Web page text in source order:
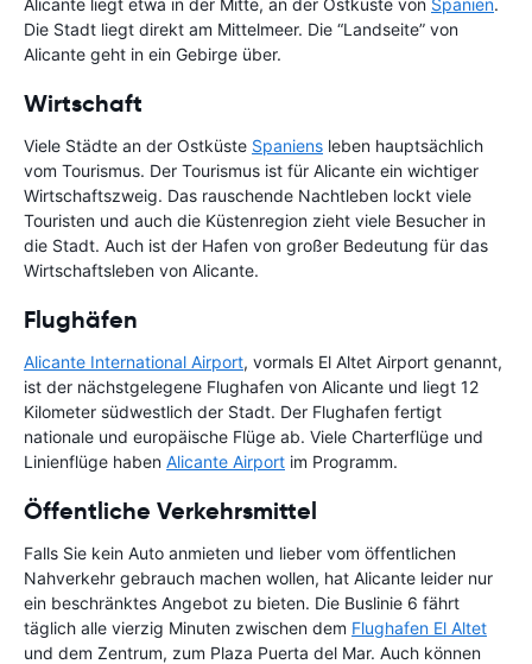
Alicante liegt etwa in der Mitte, an der Ostküste von Spanien.
Die Stadt liegt direkt am Mittelmeer. Die “Landseite” von
Alicante geht in ein Gebirge über.
Wirtschaft
Viele Städte an der Ostküste Spaniens leben hauptsächlich
vom Tourismus. Der Tourismus ist für Alicante ein wichtiger
Wirtschaftszweig. Das rauschende Nachtleben lockt viele
Touristen und auch die Küstenregion zieht viele Besucher in
die Stadt. Auch ist der Hafen von großer Bedeutung für das
Wirtschaftsleben von Alicante.
Flughäfen
Alicante International Airport, vormals El Altet Airport genannt,
ist der nächstgelegene Flughafen von Alicante und liegt 12
Kilometer südwestlich der Stadt. Der Flughafen fertigt
nationale und europäische Flüge ab. Viele Charterflüge und
Linienflüge haben Alicante Airport im Programm.
Öffentliche Verkehrsmittel
Falls Sie kein Auto anmieten und lieber vom öffentlichen
Nahverkehr gebrauch machen wollen, hat Alicante leider nur
ein beschränktes Angebot zu bieten. Die Buslinie 6 fährt
täglich alle vierzig Minuten zwischen dem Flughafen El Altet
und dem Zentrum, zum Plaza Puerta del Mar. Auch können